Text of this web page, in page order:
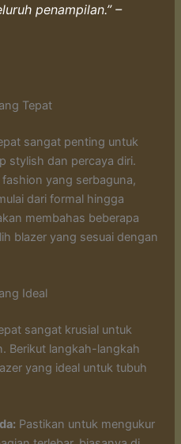
penampilan.” –
Tepat
sangat penting untuk
stylish dan percaya diri.
yang serbaguna,
dari formal hingga
membahas beberapa
blazer yang sesuai dengan
Ideal
sangat krusial untuk
Berikut langkah-langkah
yang ideal untuk tubuh
Pastikan untuk mengukur